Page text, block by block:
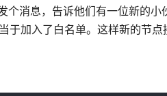
消息，告诉他们有一位新的小
加入了白名单。这样新的节